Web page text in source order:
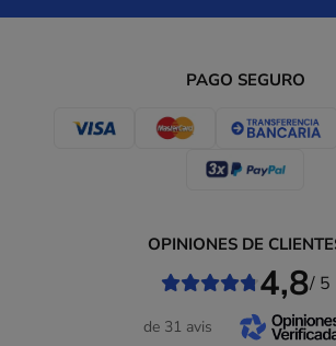
PAGO SEGURO
OPINIONES DE
4,8/ 5
de 31 avis